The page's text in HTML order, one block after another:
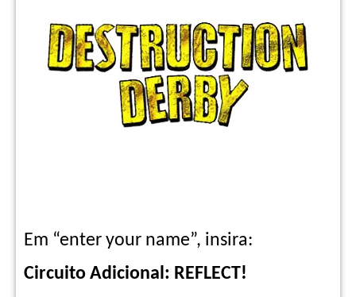
Em “enter your name”, insira:
Circuito Adicional: REFLECT!